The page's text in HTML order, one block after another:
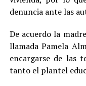
denuncia ante las
De acuerdo la
llamada Pamela
encargarse de las
tanto el plantel